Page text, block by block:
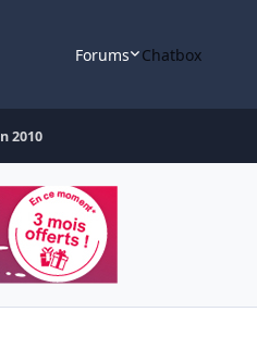
Forums Chatbox
2010